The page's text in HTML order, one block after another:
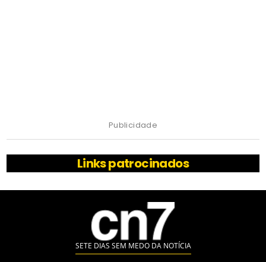
Publicidade
Links patrocinados
SETE DIAS SEM MEDO DA NOTÍCIA